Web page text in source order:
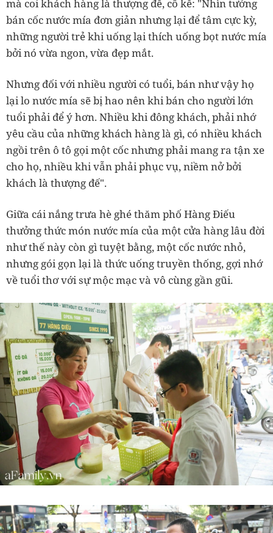
mà coi khách hàng là thượng để, cô kể: "Nhìn tưởng
bán cốc nước mía đơn giản nhưng lại để tâm cực kỳ,
những người trẻ khi uống lại thích uống bọt nước mía
bởi nó vừa ngon, vừa đẹp mắt.
Nhưng đối với nhiều người có tuổi, bán như vậy họ
lại lo nước mía sẽ bị hao nên khi bán cho người lớn
tuổi phải để ý hơn. Nhiều khi đông khách, phải nhớ
yêu cầu của những khách hàng là gì, có nhiều khách
ngồi trên ô tô gọi một cốc nhưng phải mang ra tận xe
cho họ, nhiều khi vẫn phải phục vụ, niềm nở bởi
khách là thượng đế".
Giữa cái nắng trưa hè ghé thăm phố Hàng Điếu
thưởng thức món nước mía của một cửa hàng lâu đời
như thế này còn gì tuyệt bằng, một cốc nước nhỏ,
nhưng gói gọn lại là thức uống truyền thống, gợi nhớ
về tuổi thơ với sự mộc mạc và vô cùng gần gũi.